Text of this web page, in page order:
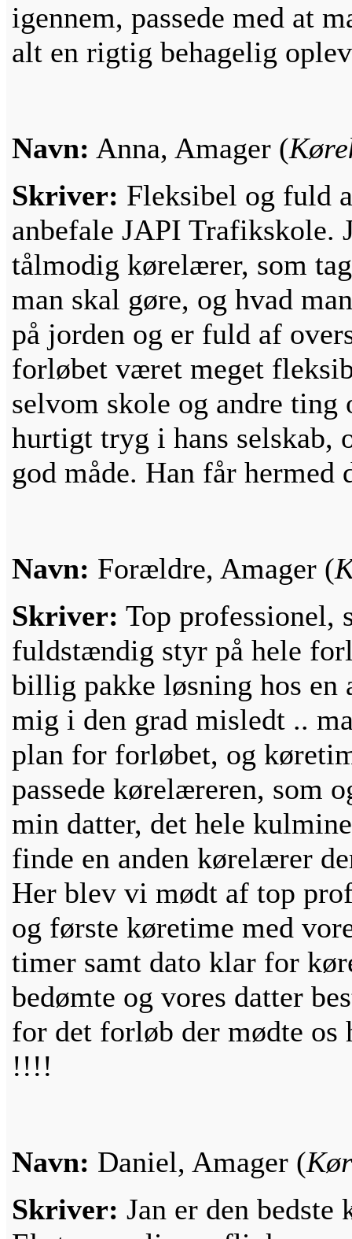
igennem, passede med at
alt en rigtig behagelig
Navn: Anna, Amager (
Skriver: Fleksibel og fuld
anbefale JAPI Trafikskole.
tålmodig kørelærer, som
man skal gøre, og hvad
på jorden og er fuld af
forløbet været meget
selvom skole og andre ting
hurtigt tryg i hans selskab,
god måde. Han får hermed
Navn: Forældre, Amager (
Skriver: Top professionel,
fuldstændig styr på hele
billig pakke løsning hos en
mig i den grad misledt ..
plan for forløbet, og
passede kørelæreren, som
min datter, det hele
finde en anden kørelærer
Her blev vi mødt af top
og første køretime med
timer samt dato klar for
bedømte og vores datter
for det forløb der mødte os
!!!!
Navn: Daniel, Amager (
Skriver: Jan er den